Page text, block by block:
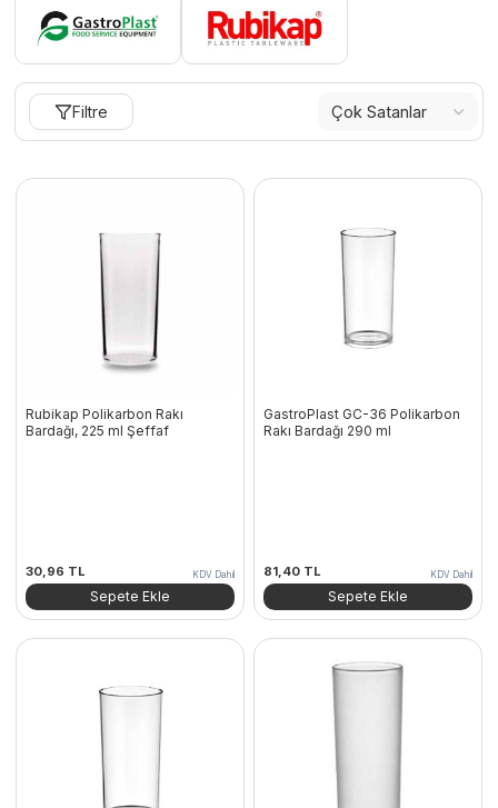
Filtre
Rubikap Polikarbon Rakı
Bardağı, 225 ml Şeffaf
30,96 TL KDV Dahil
Sepete Ekle
GastroPlast GC-36 Polikarbon
Rakı Bardağı 290 ml
81,40 TL KDV Dahil
Sepete Ekle